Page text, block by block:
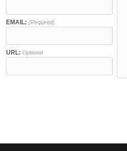
EMAIL: (Required)
URL: Optional